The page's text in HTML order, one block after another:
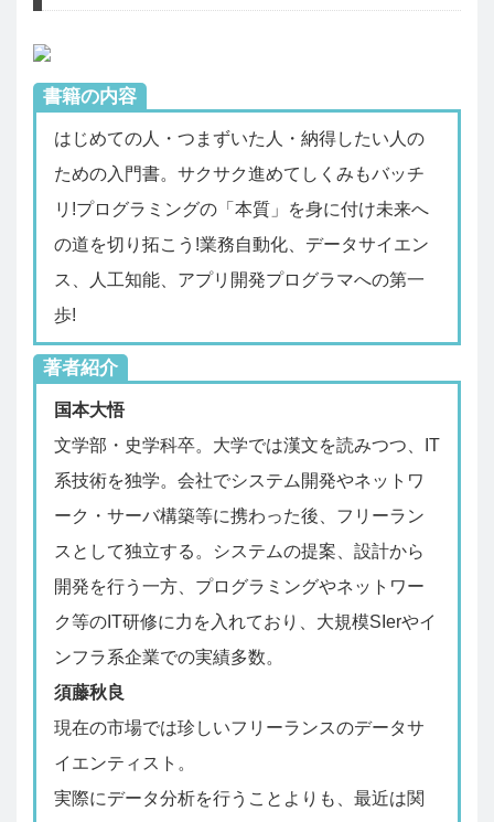
書籍の内容
はじめての人・つまずいた人・納得したい人の
ための入門書。サクサク進めてしくみもバッチ
リ!プログラミングの「本質」を身に付け未来へ
の道を切り拓こう!業務自動化、データサイエン
ス、人工知能、アプリ開発プログラマへの第一
歩!
著者紹介
国本大悟
文学部・史学科卒。大学では漢文を読みつつ、IT
系技術を独学。会社でシステム開発やネットワ
ーク・サーバ構築等に携わった後、フリーラン
スとして独立する。システムの提案、設計から
開発を行う一方、プログラミングやネットワー
ク等のIT研修に力を入れており、大規模SIerやイ
ンフラ系企業での実績多数。
須藤秋良
現在の市場では珍しいフリーランスのデータサ
イエンティスト。
実際にデータ分析を行うことよりも、最近は関